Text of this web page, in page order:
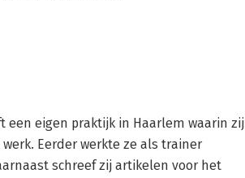
een eigen praktijk in Haarlem waarin zij
Eerder werkte ze als trainer
schreef zij artikelen voor het